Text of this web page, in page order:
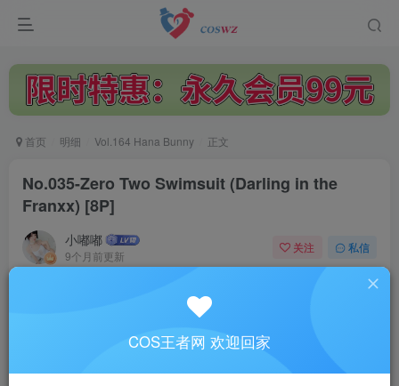
首页 明细 Vol.164 Hana Bunny 正文
No.035-Zero Two Swimsuit (Darling in the
Franxx) [8P]
小嘟嘟
9个月前更新
关注 私信
No.035-Zero Two Swimsuit (Darling in the Franxx) [8P]
此内容为付费阅读，请付费后查看
COS王者网 欢迎回家